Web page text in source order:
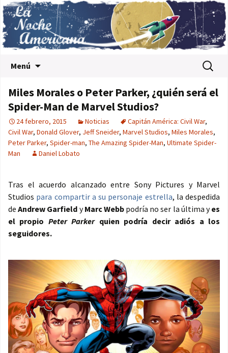
Menú Buscar:
Miles Morales o Peter Parker, ¿quién será el
Spider-Man de Marvel Studios?
24 febrero, 2015 Noticias Capitán América: Civil War,
Civil War, Donald Glover, Jeff Sneider, Marvel Studios, Miles Morales,
Peter Parker, Spider-man, The Amazing Spider-Man, Ultimate Spider-
Man
Daniel Lobato
Tras el acuerdo alcanzado entre Sony Pictures y Marvel
Studios para compartir a su personaje estrella, la despedida
deAndrew Garfield yMarc Webbpodría no ser la última yes
el propio Peter Parkerquien podría decir adiós a los
seguidores.